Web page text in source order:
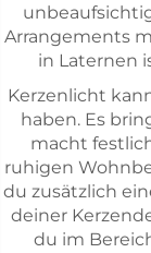
Arrangements
in Laternen
Kerzenlicht
haben. Es
macht
ruhigen
du zusätzlich
deiner
du im